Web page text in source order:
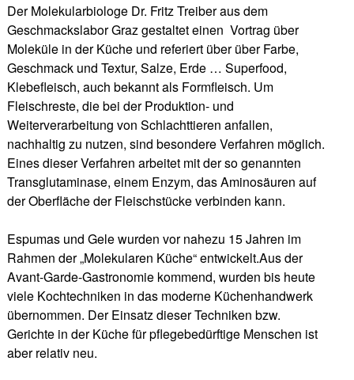
Der Molekularbiologe Dr. Fritz Treiber aus dem
Geschmackslabor Graz gestaltet einen Vortrag über
Moleküle in der Küche und referiert über über Farbe,
Geschmack und Textur, Salze, Erde … Superfood,
Klebefleisch, auch bekannt als Formfleisch. Um
Fleischreste, die bei der Produktion- und
Weiterverarbeitung von Schlachttieren anfallen,
nachhaltig zu nutzen, sind besondere Verfahren möglich.
Eines dieser Verfahren arbeitet mit der so genannten
Transglutaminase, einem Enzym, das Aminosäuren auf
der Oberfläche der Fleischstücke verbinden kann.
Espumas und Gele wurden vor nahezu 15 Jahren im
Rahmen der „Molekularen Küche“ entwickelt.Aus der
Avant-Garde-Gastronomie kommend, wurden bis heute
viele Kochtechniken in das moderne Küchenhandwerk
übernommen. Der Einsatz dieser Techniken bzw.
Gerichte in der Küche für pflegebedürftige Menschen ist
aber relativ neu.